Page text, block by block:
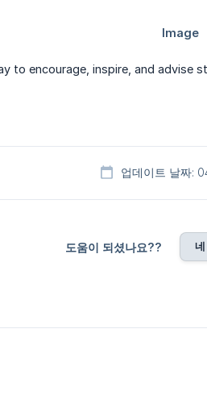
to encourage, inspire, and advise
업데이트 날짜:
도움이 되셨나요?? 네